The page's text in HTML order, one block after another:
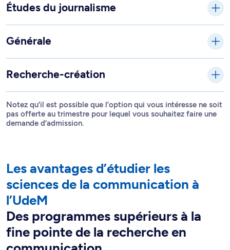
Études du journalisme
Générale
Recherche-création
Notez qu’il est possible que l’option qui vous intéresse ne soit
pas offerte au trimestre pour lequel vous souhaitez faire une
demande d’admission.
Les avantages d’étudier les
sciences de la communication à
l’UdeM
Des programmes supérieurs à la
fine pointe de la recherche en